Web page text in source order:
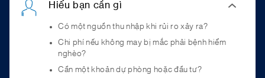
Hiểu bạn cần gì
Có một nguồn thu nhập khi rủi ro xảy ra?
Chi phí nếu không may bị mắc phải bệnh hiểm
nghèo?
Cần một khoản dự phòng hoặc đầu tư?